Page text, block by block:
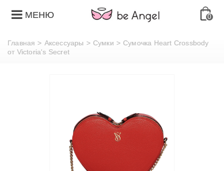
МЕНЮ 0
Главная > Аксессуары > Сумки > Сумочка Heart Crossbody
от Victoria's Secret